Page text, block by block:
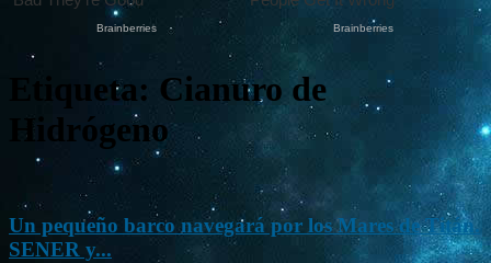
Etiqueta: Cianuro de
Hidrógeno
Un pequeño barco navegará por los Mares de Titán.
SENER y...